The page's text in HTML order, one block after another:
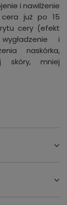
i nawilżenie
cera już po 15
cery (efekt
i
naskórka,
skóry, mniej